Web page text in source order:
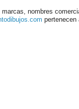
marcas, nombres
pertenecen